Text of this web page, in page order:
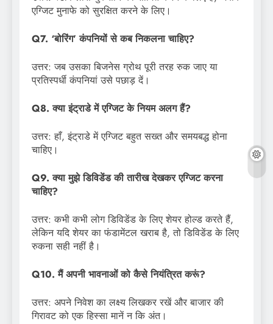
एग्जिट मुनाफे को सुरक्षित करने के लिए।
Q7. ‘बोरिंग’ कंपनियों से कब निकलना चाहिए?
उत्तर: जब उसका बिजनेस ग्रोथ पूरी तरह रुक जाए या
प्रतिस्पर्धी कंपनियां उसे पछाड़ दें।
Q8. क्या इंट्राडे में एग्जिट के नियम अलग हैं?
उत्तर: हाँ, इंट्राडे में एग्जिट बहुत सख्त और समयबद्ध होना
चाहिए।
Q9. क्या मुझे डिविडेंड की तारीख देखकर एग्जिट करना
चाहिए?
उत्तर: कभी कभी लोग डिविडेंड के लिए शेयर होल्ड करते हैं,
लेकिन यदि शेयर का फंडामेंटल खराब है, तो डिविडेंड के लिए
रुकना सही नहीं है।
Q10. मैं अपनी भावनाओं को कैसे नियंत्रित करूं?
उत्तर: अपने निवेश का लक्ष्य लिखकर रखें और बाजार की
गिरावट को एक हिस्सा मानें न कि अंत।